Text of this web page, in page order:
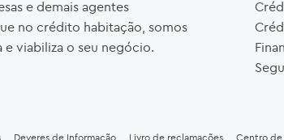
e demais agentes
no crédito habitação, somos
viabiliza o seu negócio.
Deveres de Informação Livro de reclamações Centro